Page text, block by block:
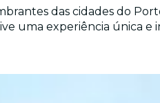
das cidades do
uma experiência única